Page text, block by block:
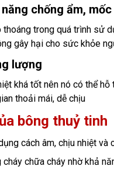
chống ẩm, mốc
trong quá trình sử
gây hại cho sức khỏe
lượng
khá tốt nên nó có thể
thoải mái, dễ chịu
bông thuỷ tinh
cách âm, chịu nhiệt
cháy chữa cháy nhờ khả